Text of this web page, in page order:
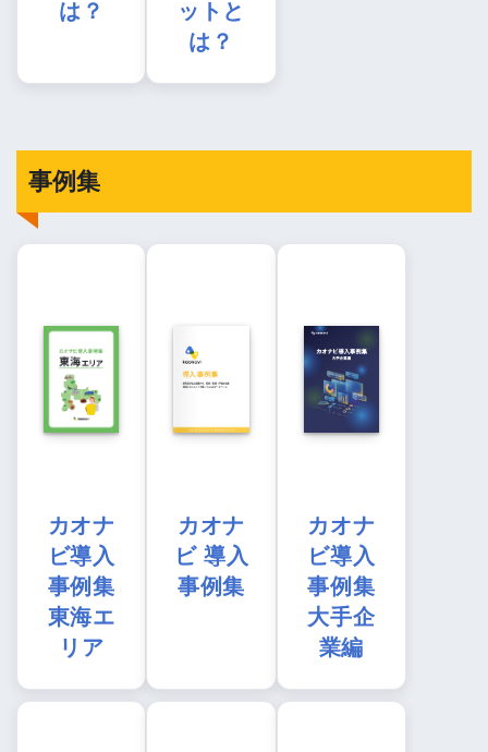
は？
ットと
は？
事例集
カオナ
ビ導入
事例集
東海エ
リア
カオナ
ビ 導入
事例集
カオナ
ビ導入
事例集
大手企
業編